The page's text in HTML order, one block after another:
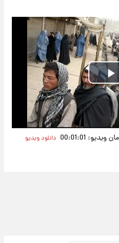
Play
Video
00:01:01 دانلود ویدیو